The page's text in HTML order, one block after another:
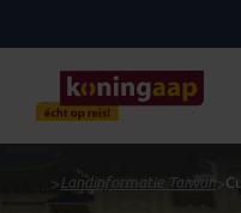
> Landinformatie Taiwan >